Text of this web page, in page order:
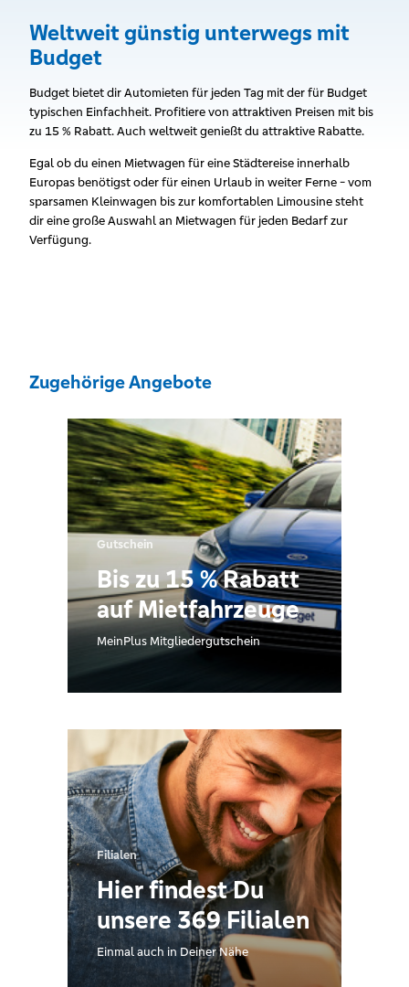
Weltweit günstig unterwegs mit
Budget
Budget bietet dir Automieten für jeden Tag mit der für Budget
typischen Einfachheit. Profitiere von attraktiven Preisen mit bis
zu 15 % Rabatt. Auch weltweit genießt du attraktive Rabatte.
Egal ob du einen Mietwagen für eine Städtereise innerhalb
Europas benötigst oder für einen Urlaub in weiter Ferne - vom
sparsamen Kleinwagen bis zur komfortablen Limousine steht
dir eine große Auswahl an Mietwagen für jeden Bedarf zur
Verfügung.
Zugehörige Angebote
Gutschein
Bis zu 15 % Rabatt
auf Mietfahrzeuge
MeinPlus Mitgliedergutschein
Filialen
Hier findest Du
unsere 369 Filialen
Einmal auch in Deiner Nähe